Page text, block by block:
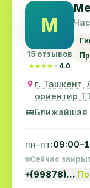
M
15 отзывов
★★★★★
★★★★★ 4.0
г. Ташкент,
ориентир
🚌Ближайшая
пн–пт:
Сейчас
+(99878)…